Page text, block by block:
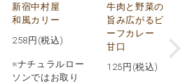
新宿中村屋
和風カリー
258 円(税込)
※ナチュラルロー
ソンではお取り
牛肉と野菜の
旨み広がるビ
ーフカレー
甘口
125 円(税込)